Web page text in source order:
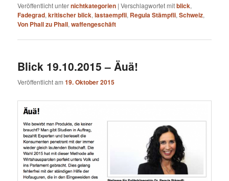
Veröffentlicht unternichtkategorien |Verschlagwortet mitblick,
Fadegrad,kritischer blick,lastaempfli, Regula Stämpfli,Schweiz,
Von Phall zu Phall,waffengeschäft
Blick 19.10.2015 – Äuä!
Veröffentlicht am19. Oktober 2015